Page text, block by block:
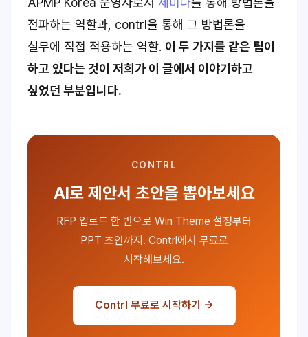
전파하는 역할과, contrl을 통해 그 방법론을
실무에 직접 적용하는 역할. 이 두 가지를 같은 팀이
하고 있다는 것이 저희가 이 글에서 이야기하고
싶었던 부분입니다.
CONTRL
AI로 제안서 초안을 뽑아보세요
RFP 업로드 한 번으로 Win Theme 설정부터
PPT 초안까지. Contrl에서 무료로
시작해보세요.
Contrl 무료로 시작하기 →